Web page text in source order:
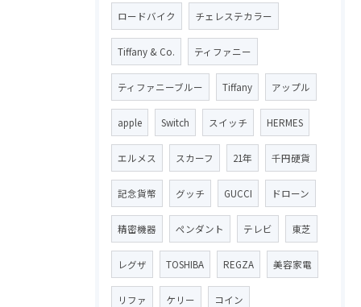
ロードバイク チェレステカラー
Tiffany & Co. ティファニー
ティファニーブルー Tiffany アップル
apple Switch スイッチ HERMES
エルメス スカーフ 21年 千円硬貨
記念貨幣 グッチ GUCCI ドローン
精密機器 ペンダント テレビ 東芝
レグザ TOSHIBA REGZA 美容家電
リファ ケリー コイン